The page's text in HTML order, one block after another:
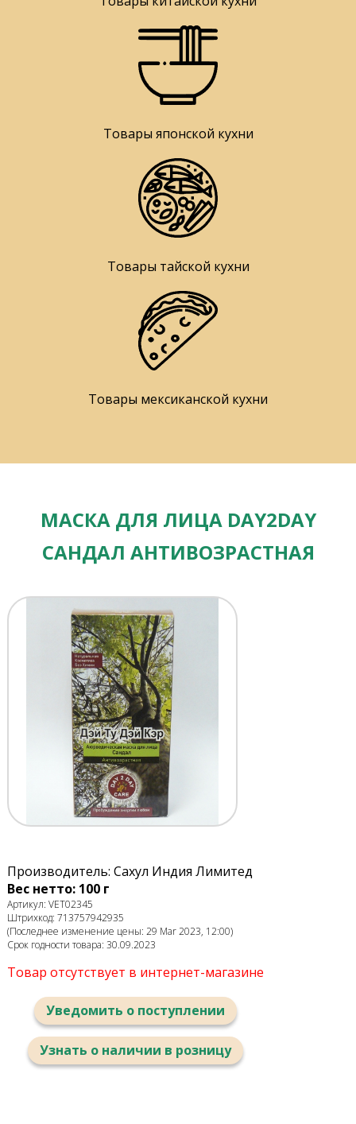
Товары японской кухни
Товары тайской кухни
Товары мексиканской кухни
МАСКА ДЛЯ ЛИЦА DAY2DAY
САНДАЛ АНТИВОЗРАСТНАЯ
Производитель: Сахул Индия Лимитед
Вес нетто: 100 г
Артикул: VET02345
Штрихкод: 713757942935
(Последнее изменение цены: 29 Mar 2023, 12:00)
Срок годности товара: 30.09.2023
Товар отсутствует в интернет-магазине
Уведомить о поступлении
Узнать о наличии в розницу